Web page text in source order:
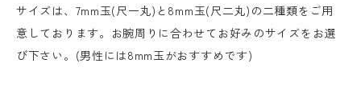
サイズは、7mm玉(尺一丸)と8mm玉(尺二丸)の二種類をご用
意しております。お腕周りに合わせてお好みのサイズをお選
び下さい。(男性には8mm玉がおすすめです)